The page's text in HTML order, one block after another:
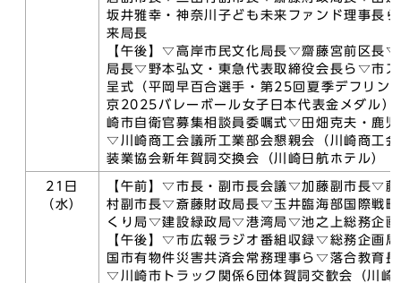
坂井雅幸・神奈川子ども未来ファンド理事長
来局長
【午後】▽高岸市民文化局長▽齋藤宮前区長▽
局長▽野本弘文・東急代表取締役会長ら▽市ス
呈式（平岡早百合選手・第25回夏季デフリン
京2025バレーボール女子日本代表金メダル
崎市自衛官募集相談員委嘱式▽田畑克夫・鹿
▽川崎商工会議所工業部会懇親会（川崎商工
装業協会新年賀詞交換会（川崎日航ホテル）
21日
（水）
【午前】▽市長・副市長会議▽加藤副市長▽
村副市長▽斎藤財政局長▽玉井臨海部国際戦
くり局▽建設緑政局▽港湾局▽池之上総務企画
【午後】▽市広報ラジオ番組収録▽総務企画
国市有物件災害共済会常務理事ら▽落合教育
▽川崎市トラック関係6団体賀詞交歓会（川